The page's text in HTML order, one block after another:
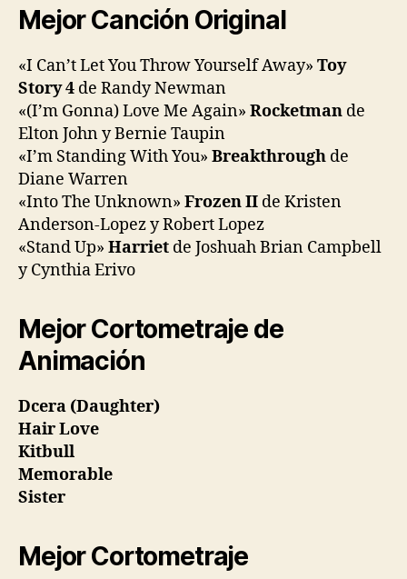
Mejor Canción Original
«I Can’t Let You Throw Yourself Away» Toy
Story 4 de Randy Newman
«(I’m Gonna) Love Me Again» Rocketman de
Elton John y Bernie Taupin
«I’m Standing With You» Breakthrough de
Diane Warren
«Into The Unknown» Frozen II de Kristen
Anderson-Lopez y Robert Lopez
«Stand Up» Harriet de Joshuah Brian Campbell
y Cynthia Erivo
Mejor Cortometraje de
Animación
Dcera (Daughter)
Hair Love
Kitbull
Memorable
Sister
Mejor Cortometraje